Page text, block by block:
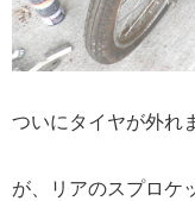
ついにタイヤが外れ
が、リアのスプロケ